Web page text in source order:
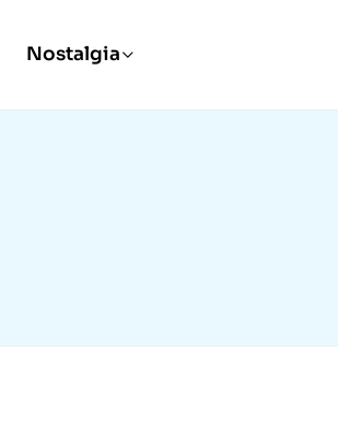
Nostalgia